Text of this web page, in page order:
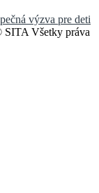
výzva pre deti
SITA Všetky práva